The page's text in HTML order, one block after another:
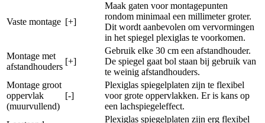
Vaste montage [+]
Maak gaten voor montagepunten
rondom minimaal een millimeter groter.
Dit wordt aanbevolen om vervormingen
in het spiegel plexiglas te voorkomen.
Montage met
afstandhouders
[+]
Gebruik elke 30 cm een afstandhouder.
De spiegel gaat bol staan bij gebruik van
te weinig afstandhouders.
Montage groot
oppervlak
(muurvullend)
[-]
Plexiglas spiegelplaten zijn te flexibel
voor grote oppervlakken. Er is kans op
een lachspiegeleffect.
Plexiglas spiegelplaten zijn erg flexibel